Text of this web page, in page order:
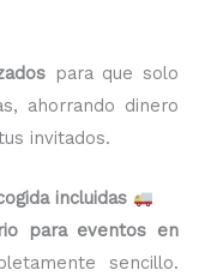
para que solo
ahorrando dinero
invitados.
incluidas
para eventos en
sencillo.